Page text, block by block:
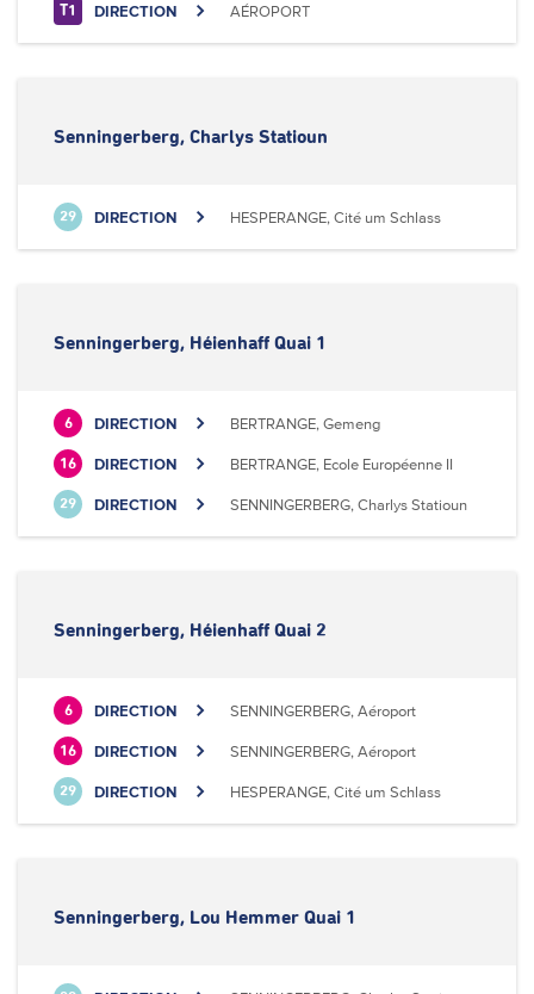
T1 DIRECTION AÉROPORT
Senningerberg, Charlys Statioun
29 DIRECTION HESPERANGE, Cité um Schlass
Senningerberg, Héienhaff Quai 1
6 DIRECTION BERTRANGE, Gemeng
16 DIRECTION BERTRANGE, Ecole Européenne II
29 DIRECTION SENNINGERBERG, Charlys Statioun
Senningerberg, Héienhaff Quai 2
6 DIRECTION SENNINGERBERG, Aéroport
16 DIRECTION SENNINGERBERG, Aéroport
29 DIRECTION HESPERANGE, Cité um Schlass
Senningerberg, Lou Hemmer Quai 1